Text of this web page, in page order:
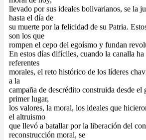
llevado por sus ideales bolivarianos, se la
hasta el día de
su muerte por la felicidad de su Patria.
son los que
rompen el cepo del egoísmo y fundan
En estos días difíciles, cuando la canalla
referentes
morales, el reto histórico de los líderes
a la
campaña de descrédito construida desde el
primer lugar,
los valores, la moral, los ideales que
el altruismo
que llevó a batallar por la liberación del
reconstrucción moral, se